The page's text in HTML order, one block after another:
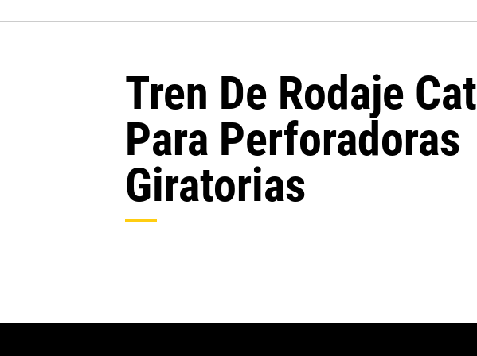
Tren De Rodaje Cat
Para Perforadoras
Giratorias